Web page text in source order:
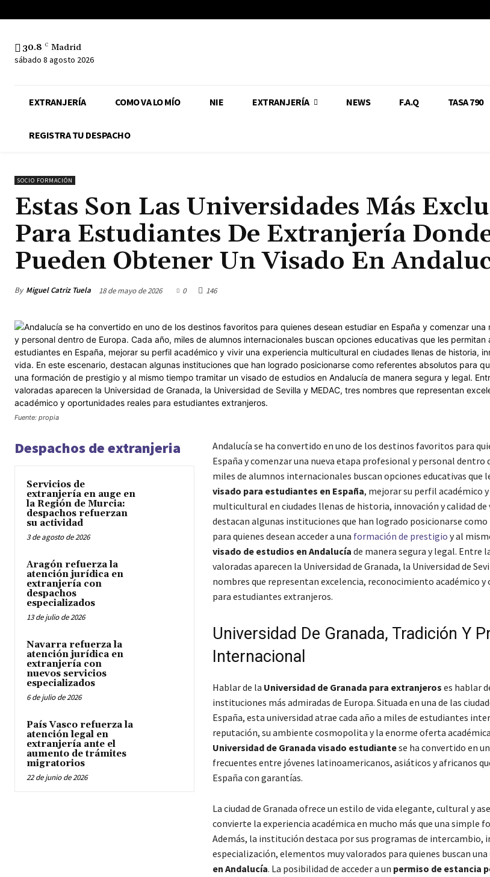
30.8 C Madrid
sábado 8 agosto 2026
EXTRANJERÍA COMO VA LO MÍO NIE EXTRANJERÍA NEWS F.A.Q TASA 790
REGISTRA TU DESPACHO
SOCIO FORMACIÓN
Estas Son Las Universidades Más
Para Estudiantes De Extranjería
Pueden Obtener Un Visado En
By Miguel Catriz Tuela 18 de mayo de 2026 0 146
Fuente: propia
Despachos de extranjeria
Servicios de
extranjería en auge en
la Región de Murcia:
despachos refuerzan
su actividad
3 de agosto de 2026
Aragón refuerza la
atención jurídica en
extranjería con
despachos
especializados
13 de julio de 2026
Navarra refuerza la
atención jurídica en
extranjería con
nuevos servicios
especializados
6 de julio de 2026
País Vasco refuerza la
atención legal en
extranjería ante el
aumento de trámites
migratorios
22 de junio de 2026
Andalucía se ha convertido en uno de los destinos favoritos para
España y comenzar una nueva etapa profesional y personal dentro
miles de alumnos internacionales buscan opciones educativas que
visado para estudiantes en España, mejorar su perfil académico
multicultural en ciudades llenas de historia, innovación y calidad de
destacan algunas instituciones que han logrado posicionarse
para quienes desean acceder a una formación de prestigio y al
visado de estudios en Andalucía de manera segura y legal. Entre
valoradas aparecen la Universidad de Granada, la Universidad de
nombres que representan excelencia, reconocimiento académico y
para estudiantes extranjeros.
Universidad De Granada, Tradición Y
Internacional
Hablar de la Universidad de Granada para extranjeros es hablar
instituciones más admiradas de Europa. Situada en una de las
España, esta universidad atrae cada año a miles de estudiantes
reputación, su ambiente cosmopolita y la enorme oferta académica
Universidad de Granada visado estudiantese ha convertido en
frecuentes entre jóvenes latinoamericanos, asiáticos y africanos
España con garantías.
La ciudad de Granada ofrece un estilo de vida elegante, cultural y
convierte la experiencia académica en mucho más que una simple
Además, la institución destaca por sus programas de intercambio,
especialización, elementos muy valorados para quienes buscan una
en Andalucía. La posibilidad de acceder a un permiso de estancia